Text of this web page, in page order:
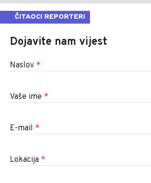
ČITAOCI REPORTERI
Dojavite nam vijest
Naslov *
Vaše ime *
E-mail *
Lokacija *